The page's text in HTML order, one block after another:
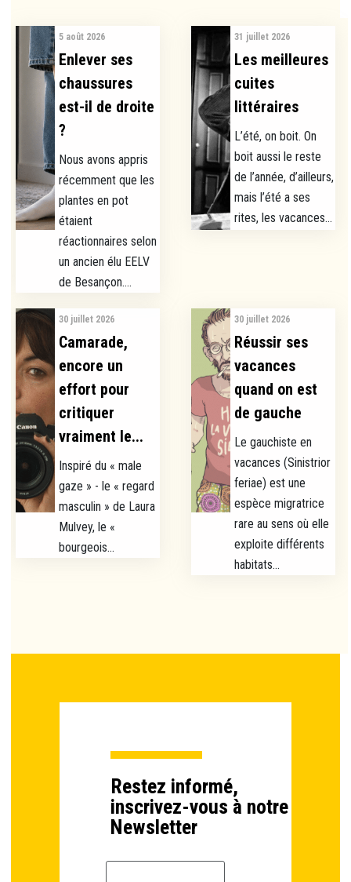
5 août 2026
Enlever ses
chaussures
est-il de droite
?
Nous avons appris
récemment que les
plantes en pot
étaient
réactionnaires selon
un ancien élu EELV
de Besançon....
31 juillet 2026
Les meilleures
cuites
littéraires
L’été, on boit. On
boit aussi le reste
de l’année, d’ailleurs,
mais l’été a ses
rites, les vacances...
30 juillet 2026
Camarade,
encore un
effort pour
critiquer
vraiment le...
Inspiré du « male
gaze » - le « regard
masculin » de Laura
Mulvey, le «
bourgeois...
30 juillet 2026
Réussir ses
vacances
quand on est
de gauche
Le gauchiste en
vacances (Sinistrior
feriae) est une
espèce migratrice
rare au sens où elle
exploite différents
habitats...
Restez informé,
inscrivez-vous à notre
Newsletter